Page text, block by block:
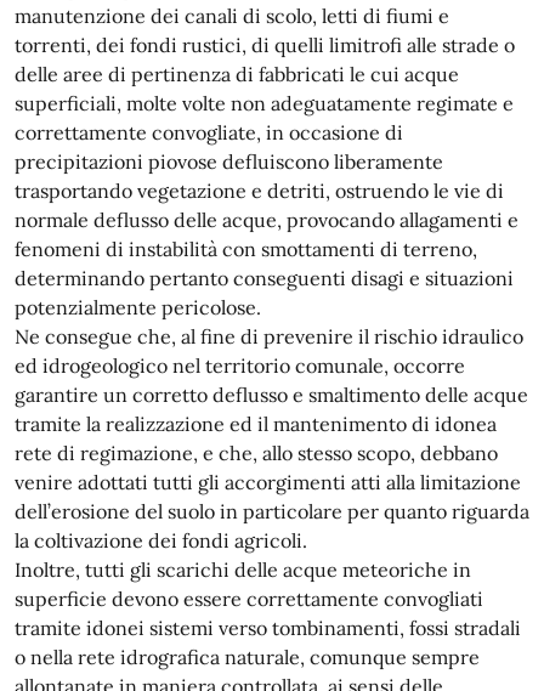
manutenzione dei canali di scolo, letti di fiumi e
torrenti, dei fondi rustici, di quelli limitrofi alle strade o
delle aree di pertinenza di fabbricati le cui acque
superficiali, molte volte non adeguatamente regimate e
correttamente convogliate, in occasione di
precipitazioni piovose defluiscono liberamente
trasportando vegetazione e detriti, ostruendo le vie di
normale deflusso delle acque, provocando allagamenti e
fenomeni di instabilità con smottamenti di terreno,
determinando pertanto conseguenti disagi e situazioni
potenzialmente pericolose.
Ne consegue che, al fine di prevenire il rischio idraulico
ed idrogeologico nel territorio comunale, occorre
garantire un corretto deflusso e smaltimento delle acque
tramite la realizzazione ed il mantenimento di idonea
rete di regimazione, e che, allo stesso scopo, debbano
venire adottati tutti gli accorgimenti atti alla limitazione
dell’erosione del suolo in particolare per quanto riguarda
la coltivazione dei fondi agricoli.
Inoltre, tutti gli scarichi delle acque meteoriche in
superficie devono essere correttamente convogliati
tramite idonei sistemi verso tombinamenti, fossi stradali
o nella rete idrografica naturale, comunque sempre
allontanate in maniera controllata, ai sensi delle